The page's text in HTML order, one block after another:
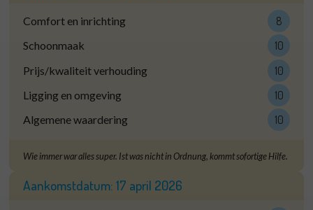
Comfort en inrichting 8
Schoonmaak 10
Prijs/kwaliteit verhouding 10
Ligging en omgeving 10
Algemene waardering 10
Wie immer war alles super. Ist was nicht in Ordnung, kommt sofortige Hilfe.
Aankomstdatum: 17 april 2026